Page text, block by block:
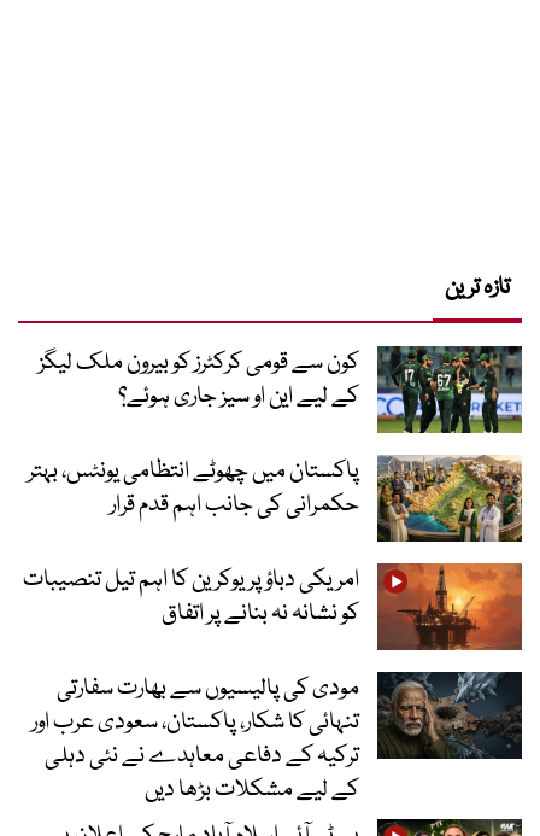
تازہ ترین
کون سے قومی کرکٹرز کو بیرون ملک لیگز
کے لیے این او سیز جاری ہوئے؟
پاکستان میں چھوٹے انتظامی یونٹس، بہتر
حکمرانی کی جانب اہم قدم قرار
امریکی دباؤ پر یوکرین کا اہم تیل تنصیبات
کو نشانہ نہ بنانے پر اتفاق
مودی کی پالیسیوں سے بھارت سفارتی
تنہائی کا شکار، پاکستان، سعودی عرب اور
ترکیہ کے دفاعی معاہدے نے نئی دہلی
کے لیے مشکلات بڑھا دیں